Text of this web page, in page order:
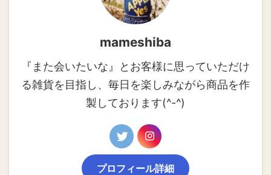
mameshiba
『また会いたいな』とお客様に思っていただけ
る雑貨を目指し、毎日を楽しみながら商品を作
製しております(^-^)
プロフィール詳細